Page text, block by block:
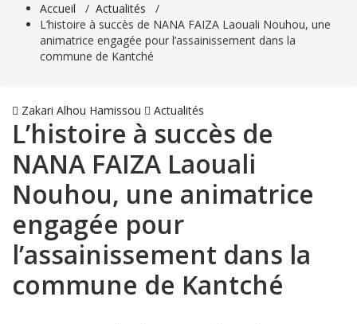
Accueil / Actualités /
L’histoire à succès de NANA FAIZA Laouali Nouhou, une
animatrice engagée pour l’assainissement dans la
commune de Kantché
Zakari Alhou Hamissou Actualités
L’histoire à succès de
NANA FAIZA Laouali
Nouhou, une animatrice
engagée pour
l’assainissement dans la
commune de Kantché